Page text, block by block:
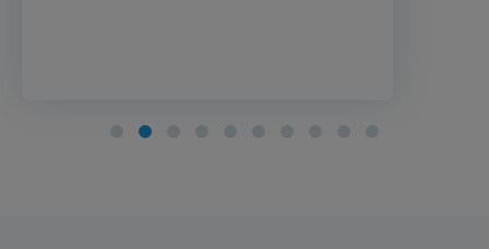
Poziom zaawansowany